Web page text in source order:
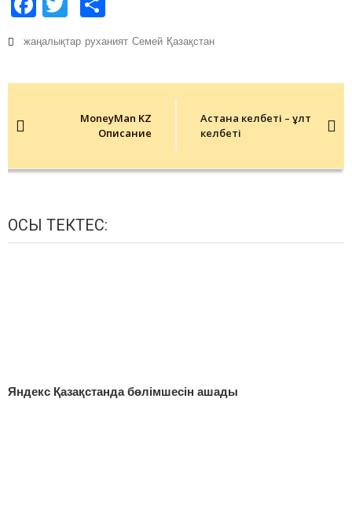
жаңалықтар руханият Семей Қазақстан
navigationMoneyMan KZ
Описание
Астана келбеті – ұлт
келбеті
ОСЫ ТЕКТЕС:
Яндекс Қазақстанда бөлімшесін ашады